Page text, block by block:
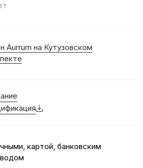
Aurrum на Кутузовском
картой, банковским